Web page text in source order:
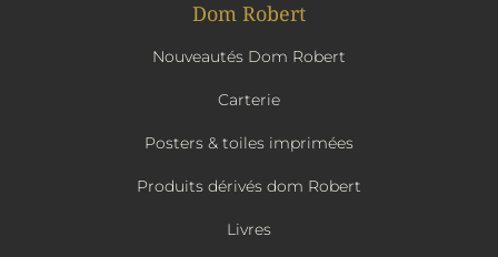
Dom Robert
Nouveautés Dom Robert
Carterie
Posters & toiles imprimées
Produits dérivés dom Robert
Livres